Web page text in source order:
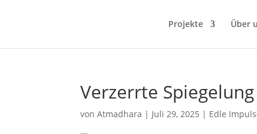
Projekte Über
Verzerrte Spiegelung
vonAtmadhara | Juli 29, 2025 | Edle